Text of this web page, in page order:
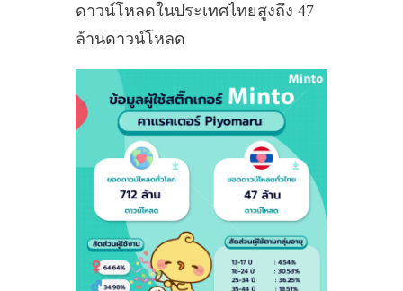
ดาวน์โหลดในประเทศไทยสูงถึง 47
ล้านดาวน์โหลด